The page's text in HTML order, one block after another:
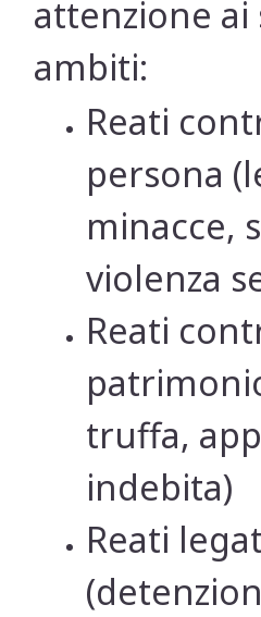
attenzione
ambiti:
Reati
persona
minacce,
violenza
Reati
truffa,
indebita)
Reati